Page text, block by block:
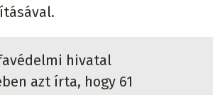
hivatal
azt írta, hogy 61